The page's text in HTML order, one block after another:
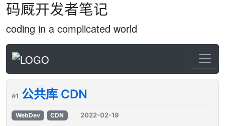
码厩开发者笔记
coding in a complicated world
#1 公共库 CDN
WebDev CDN 2022-02-19